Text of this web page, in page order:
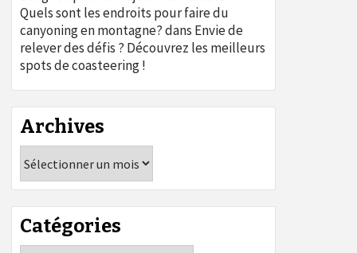
Quels sont les endroits pour faire du
canyoning en montagne?dans Envie de
relever des défis ? Découvrez les meilleurs
spots de coasteering !
Archives
Catégories